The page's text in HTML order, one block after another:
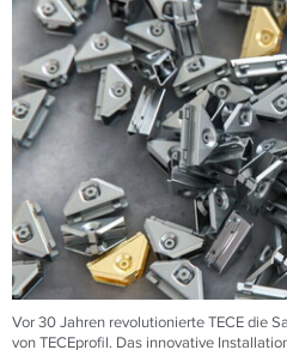
Vor 30 Jahren revolutionierte TECE die
von TECEprofil. Das innovative